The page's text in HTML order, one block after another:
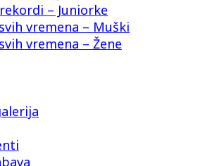
– Juniorke
vremena – Muški
vremena – Žene